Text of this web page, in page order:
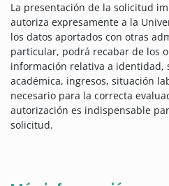
La presentación de la solicitud
autoriza expresamente a la
los datos aportados con otras
particular, podrá recabar de los
información relativa a identidad,
académica, ingresos, situación
necesario para la correcta
autorización es indispensable
solicitud.